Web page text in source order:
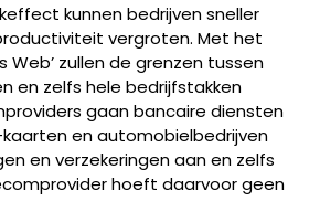
kunnen bedrijven sneller
vergroten. Met het
Web’ zullen de grenzen tussen
en zelfs hele bedrijfstakken
gaan bancaire diensten
en automobielbedrijven
en verzekeringen aan en zelfs
hoeft daarvoor geen